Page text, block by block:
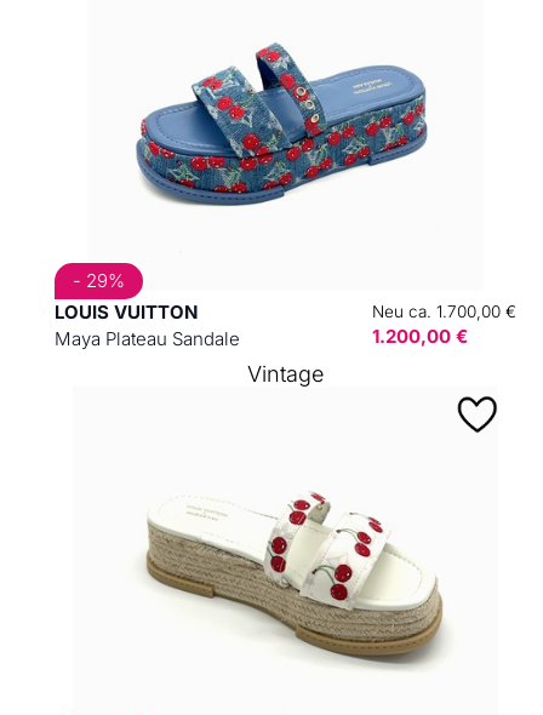
LOUIS VUITTON
Maya Plateau Sandale
Neu ca. 1.700,00 €
1.200,00 €
- 29%
Vintage